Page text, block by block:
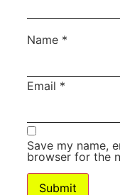
Name *
Email *
Save my name,
browser for the